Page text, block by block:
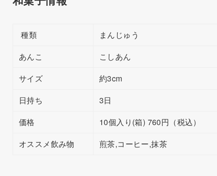
種類
まんじゅう
あんこ
こしあん
サイズ
約3cm
日持ち
3日
価格
10個入り(箱) 760円（税込）
オススメ飲み物
煎茶,コーヒー,抹茶